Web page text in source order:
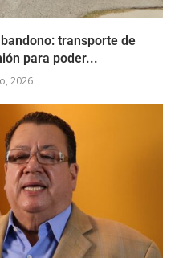
transporte de
para poder...
2026